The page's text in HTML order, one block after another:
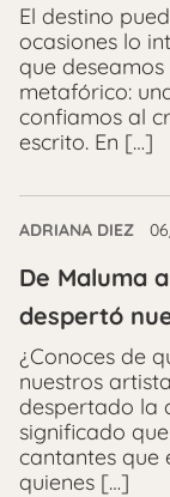
El destino
ocasiones lo
que
metafórico:
confiamos al
escrito. En […]
ADRIANA DIEZ
De Maluma
despertó
¿Conoces de
nuestros
despertado la
significado
cantantes que
quienes […]